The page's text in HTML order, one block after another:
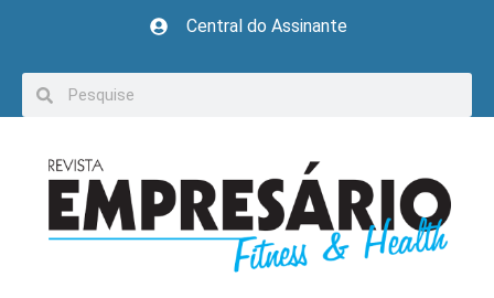
Central do Assinante